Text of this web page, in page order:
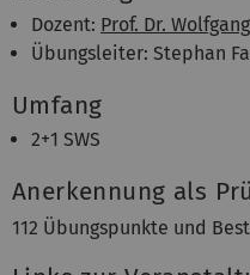
Dozent: Prof. Dr.
Übungsleiter: Stephan
Umfang
2+1 SWS
Anerkennung als
112 Übungspunkte und